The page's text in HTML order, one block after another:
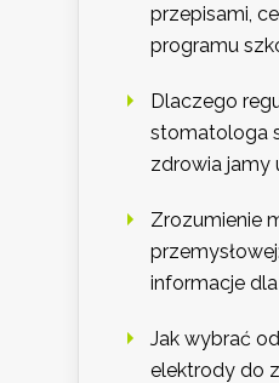
przepisami,
programu
Dlaczego
stomatologa
zdrowia jamy
Zrozumienie
informacje
Jak wybrać
elektrody do